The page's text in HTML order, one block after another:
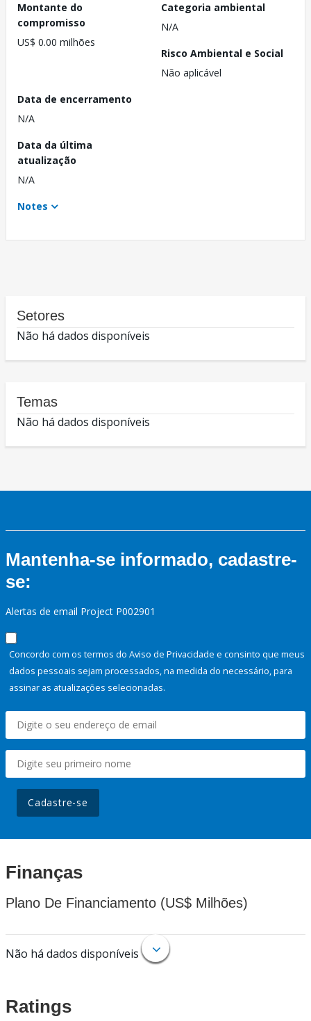
Montante do
compromisso
US$ 0.00 milhões
Categoria ambiental
N/A
Risco Ambiental e Social
Não aplicável
Data de encerramento
N/A
Data da última
atualização
N/A
Notes
Setores
Não há dados disponíveis
Temas
Não há dados disponíveis
Mantenha-se informado, cadastre-
se:
Alertas de email Project P002901
Concordo com os termos do Aviso de Privacidade e consinto que meus
dados pessoais sejam processados, na medida do necessário, para
assinar as atualizações selecionadas.
Cadastre-se
Finanças
Plano De Financiamento (US$ Milhões)
Não há dados disponíveis
Ratings